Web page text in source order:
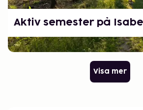
Aktiv semester på
Visa mer